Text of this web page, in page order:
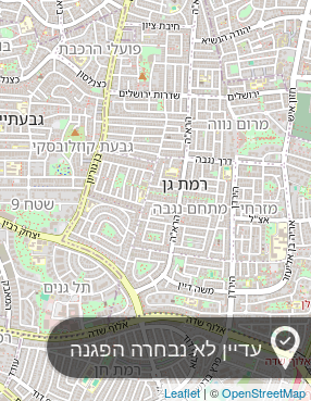
עדיין לא נבחרה הפגנה
Leaflet| ©OpenStreetMap